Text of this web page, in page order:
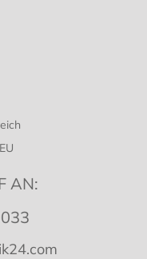
AN: